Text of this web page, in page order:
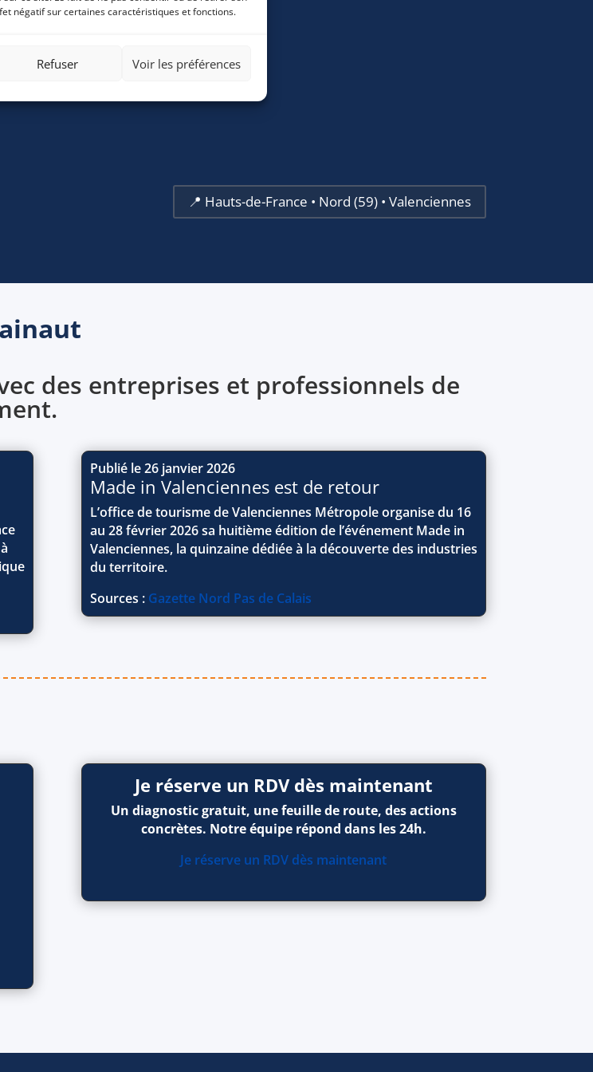
négatif sur certaines caractéristiques et fonctions.
Refuser Voir les préférences
· Commercial ·
📍 Hauts-de-France • Nord (59) • Valenciennes
des entreprises et professionnels de
Publié le 26 janvier 2026
Made in Valenciennes est de retour
L’office de tourisme de Valenciennes Métropole organise du 16
au 28 février 2026 sa huitième édition de l’événement Made in
Valenciennes, la quinzaine dédiée à la découverte des industries
du territoire.
Sources : Gazette Nord Pas de Calais
Je réserve un RDV dès maintenant
Un diagnostic gratuit, une feuille de route, des actions
concrètes. Notre équipe répond dans les 24h.
Je réserve un RDV dès maintenant